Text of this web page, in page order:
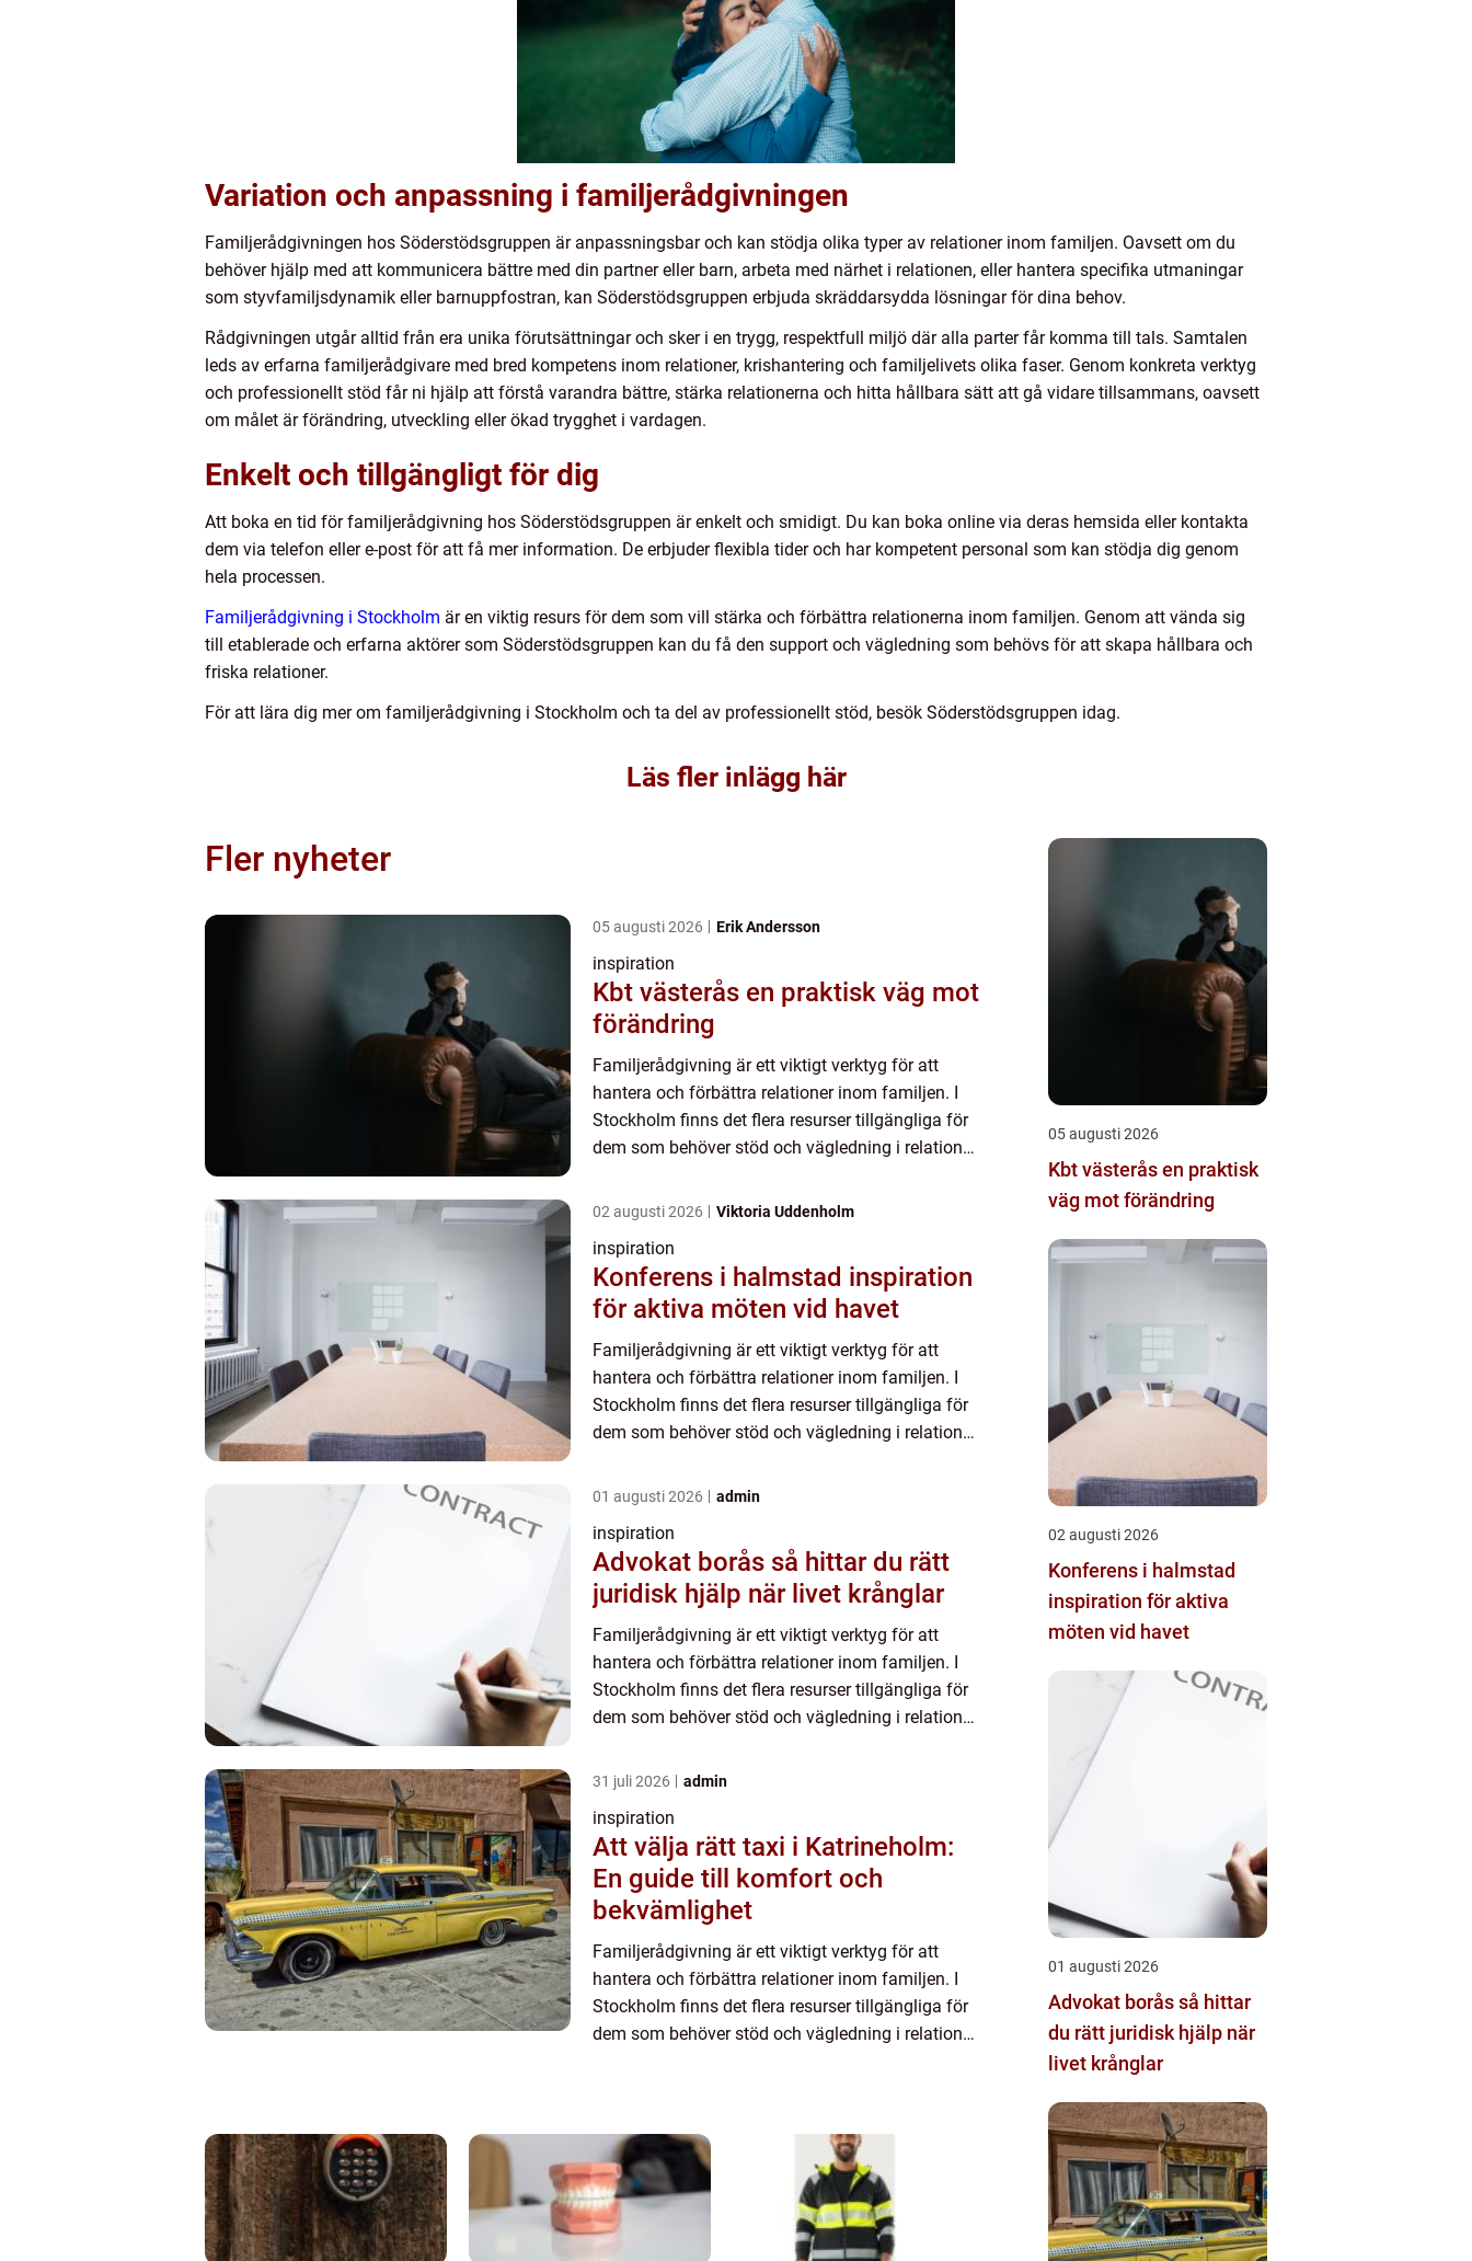
Variation och anpassning i familjerådgivningen
Familjerådgivningen hos Söderstödsgruppen är anpassningsbar och kan stödja olika typer av relationer inom familjen. Oavsett om du
behöver hjälp med att kommunicera bättre med din partner eller barn, arbeta med närhet i relationen, eller hantera specifika utmaningar
som styvfamiljsdynamik eller barnuppfostran, kan Söderstödsgruppen erbjuda skräddarsydda lösningar för dina behov.
Rådgivningen utgår alltid från era unika förutsättningar och sker i en trygg, respektfull miljö där alla parter får komma till tals. Samtalen
leds av erfarna familjerådgivare med bred kompetens inom relationer, krishantering och familjelivets olika faser. Genom konkreta verktyg
och professionellt stöd får ni hjälp att förstå varandra bättre, stärka relationerna och hitta hållbara sätt att gå vidare tillsammans, oavsett
om målet är förändring, utveckling eller ökad trygghet i vardagen.
Enkelt och tillgängligt för dig
Att boka en tid för familjerådgivning hos Söderstödsgruppen är enkelt och smidigt. Du kan boka online via deras hemsida eller kontakta
dem via telefon eller e-post för att få mer information. De erbjuder flexibla tider och har kompetent personal som kan stödja dig genom
hela processen.
Familjerådgivning i Stockholm är en viktig resurs för dem som vill stärka och förbättra relationerna inom familjen. Genom att vända sig
till etablerade och erfarna aktörer som Söderstödsgruppen kan du få den support och vägledning som behövs för att skapa hållbara och
friska relationer.
För att lära dig mer om familjerådgivning i Stockholm och ta del av professionellt stöd, besök Söderstödsgruppen idag.
Läs fler inlägg här
Fler nyheter
05 augusti 2026 Erik Andersson
inspiration
Kbt västerås en praktisk väg mot
förändring
Familjerådgivning är ett viktigt verktyg för att
hantera och förbättra relationer inom familjen. I
Stockholm finns det flera resurser tillgängliga för
dem som behöver stöd och vägledning i relation
02 augusti 2026 Viktoria Uddenholm
inspiration
Konferens i halmstad inspiration
för aktiva möten vid havet
Familjerådgivning är ett viktigt verktyg för att
hantera och förbättra relationer inom familjen. I
Stockholm finns det flera resurser tillgängliga för
dem som behöver stöd och vägledning i relation
01 augusti 2026 admin
inspiration
Advokat borås så hittar du rätt
juridisk hjälp när livet krånglar
Familjerådgivning är ett viktigt verktyg för att
hantera och förbättra relationer inom familjen. I
Stockholm finns det flera resurser tillgängliga för
dem som behöver stöd och vägledning i relation
31 juli 2026 admin
inspiration
Att välja rätt taxi i Katrineholm:
En guide till komfort och
bekvämlighet
Familjerådgivning är ett viktigt verktyg för att
hantera och förbättra relationer inom familjen. I
Stockholm finns det flera resurser tillgängliga för
dem som behöver stöd och vägledning i relation
05 augusti 2026
Kbt västerås en praktisk
väg mot förändring
02 augusti 2026
Konferens i halmstad
inspiration för aktiva
möten vid havet
01 augusti 2026
Advokat borås så hittar
du rätt juridisk hjälp när
livet krånglar